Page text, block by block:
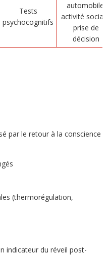
Tests
psychocognitifs
automobile,
activité
prise de
décision
par le retour à la conscience
(thermorégulation,
indicateur du réveil post-